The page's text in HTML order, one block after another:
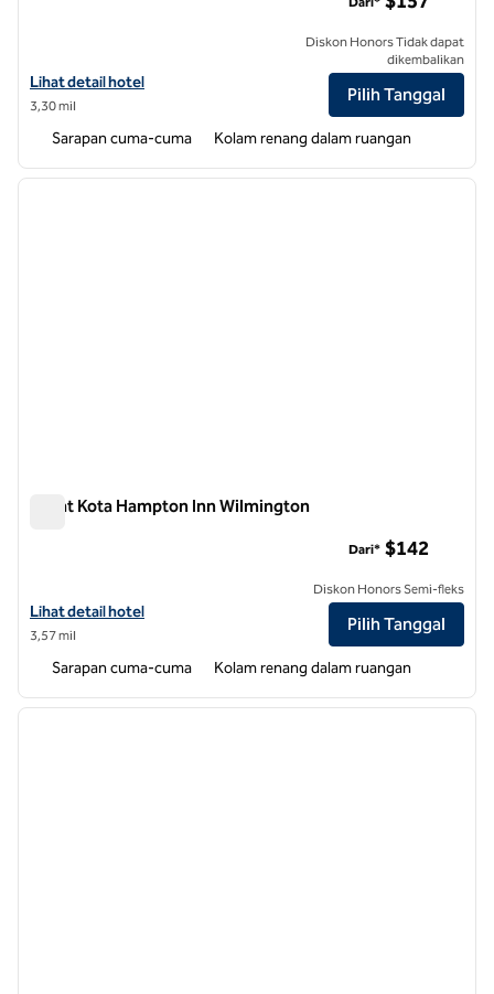
Lihat detail hotel untuk Embassy Suites by Hilton Wilmington
Lihat detail hotel
3,30 mil
Diskon Honors Tidak dapat
dikembalikan
Pilih Tanggal
Sarapan cuma-cuma Kolam renang dalam ruangan
1 dari 12
Pusat Kota Hampton Inn Wilmington
Lihat detail hotel untuk Hampton Inn Wilmington Downtown
Lihat detail hotel
3,57 mil
Dari* $142
Diskon Honors Semi-fleks
Pilih Tanggal
Sarapan cuma-cuma Kolam renang dalam ruangan
1 dari 12